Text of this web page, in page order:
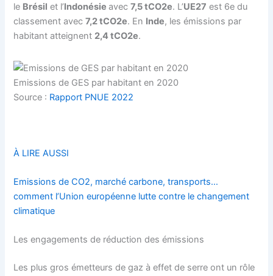
le Brésil et l’Indonésieavec7,5 tCO2e. L’UE27 est 6e du
classement avec7,2 tCO2e. En Inde, les émissions par
habitant atteignent 2,4 tCO2e.
Emissions de GES par habitant en 2020
Source : Rapport PNUE 2022
À LIRE AUSSI
Emissions de CO2, marché carbone, transports…
comment l’Union européenne lutte contre le changement
climatique
Les engagements de réduction des émissions
Les plus gros émetteurs de gaz à effet de serre ont un rôle